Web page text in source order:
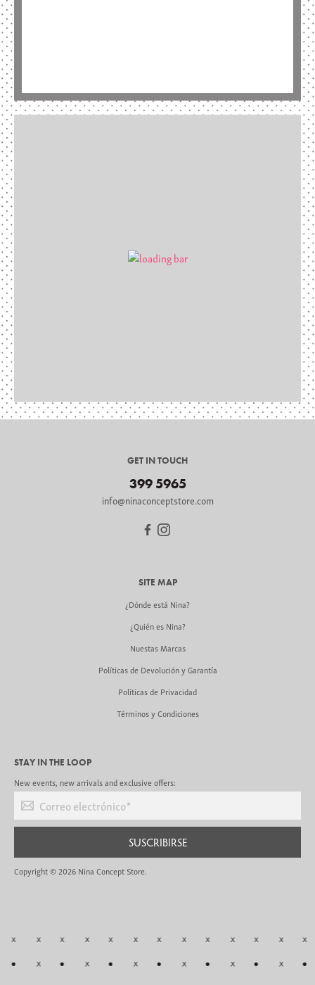
GET IN TOUCH
399 5965
info@ninaconceptstore.com
SITE MAP
¿Dónde está Nina?
¿Quién es Nina?
Nuestas Marcas
Políticas de Devolución y Garantía
Políticas de Privacidad
Términos y Condiciones
STAY IN THE LOOP
New events, new arrivals and exclusive offers:
Correo electrónico
SUSCRIBIRSE
Copyright © 2026 Nina Concept Store.